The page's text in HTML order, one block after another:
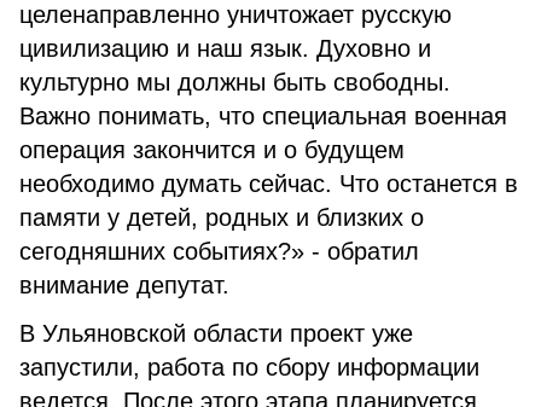
целенаправленно уничтожает русскую
цивилизацию и наш язык. Духовно и
культурно мы должны быть свободны.
Важно понимать, что специальная военная
операция закончится и о будущем
необходимо думать сейчас. Что останется в
памяти у детей, родных и близких о
сегодняшних событиях?» - обратил
внимание депутат.
В Ульяновской области проект уже
запустили, работа по сбору информации
ведется. После этого этапа планируется